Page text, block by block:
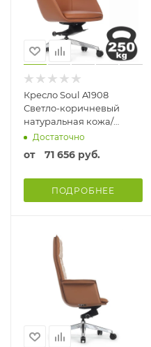
Кресло Soul A1908
Светло-коричневый
натуральная кожа/
экокожа
Достаточно
от 71 656 руб.
ПОДРОБНЕЕ